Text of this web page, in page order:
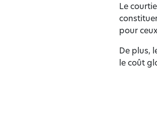
Le
pour
De plus,
le coût